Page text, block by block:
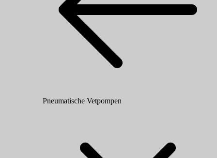
Pneumatische Vetpompen